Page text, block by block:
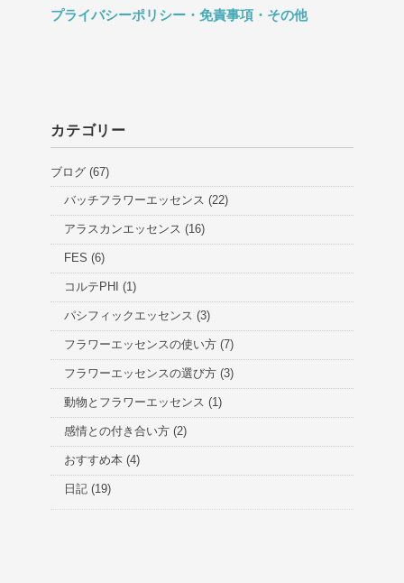
プライバシーポリシー・免責事項・その他
カテゴリー
ブログ (67)
バッチフラワーエッセンス (22)
アラスカンエッセンス (16)
FES (6)
コルテPHI (1)
パシフィックエッセンス (3)
フラワーエッセンスの使い方 (7)
フラワーエッセンスの選び方 (3)
動物とフラワーエッセンス (1)
感情との付き合い方 (2)
おすすめ本 (4)
日記 (19)